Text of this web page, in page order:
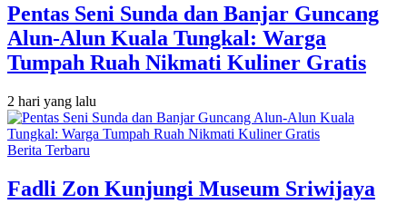
Pentas Seni Sunda dan Banjar Guncang
Alun-Alun Kuala Tungkal: Warga
Tumpah Ruah Nikmati Kuliner Gratis
2 hari yang lalu
Berita Terbaru
Fadli Zon Kunjungi Museum Sriwijaya